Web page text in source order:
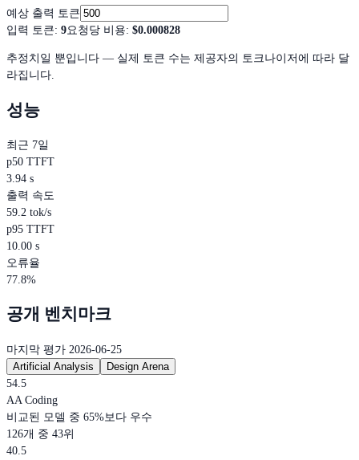
예상 출력 토큰
입력 토큰: 9요청당 비용: $0.000828
추정치일 뿐입니다 — 실제 토큰 수는 제공자의 토크나이저에 따라 달
라집니다.
성능
최근 7일
p50 TTFT
3.94 s
출력 속도
59.2 tok/s
p95 TTFT
10.00 s
오류율
77.8%
공개 벤치마크
마지막 평가 2026-06-25
Artificial Analysis
Design Arena
54.5
AA Coding
비교된 모델 중 65%보다 우수
126개 중 43위
40.5